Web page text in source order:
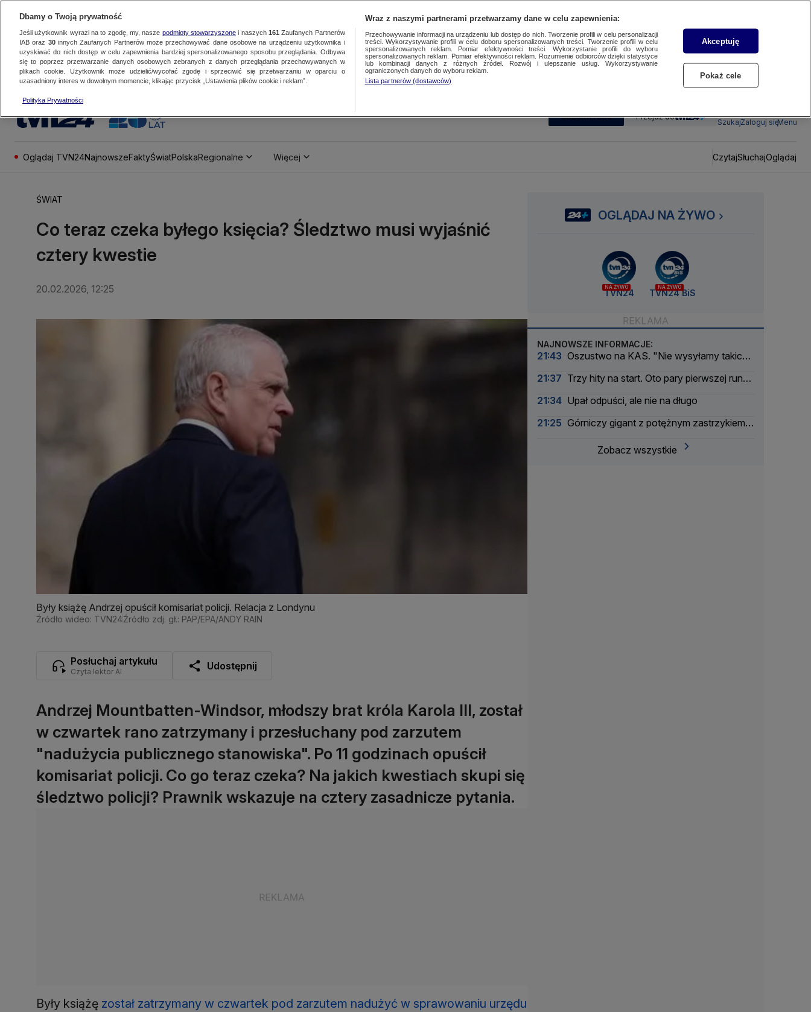
SUBSKRYBUJ Przejdź do
SzukajZaloguj sięMenu
Oglądaj TVN24NajnowszeFaktyŚwiatPolskaRegionalne Więcej CzytajSłuchajOglądaj
ŚWIAT
Co teraz czeka byłego księcia? Śledztwo musi wyjaśnić
cztery kwestie
20.02.2026, 12:25
Były książę Andrzej opuścił komisariat policji. Relacja z Londynu
Źródło wideo: TVN24Źródło zdj. gł.: PAP/EPA/ANDY RAIN
Posłuchaj artykułu
Czyta lektor AI Udostępnij
Andrzej Mountbatten-Windsor, młodszy brat króla Karola III, został
w czwartek rano zatrzymany i przesłuchany pod zarzutem
"nadużycia publicznego stanowiska". Po 11 godzinach opuścił
komisariat policji. Co go teraz czeka? Na jakich kwestiach skupi się
śledztwo policji? Prawnik wskazuje na cztery zasadnicze pytania.
Były książę został zatrzymany w czwartek pod zarzutem nadużyć w sprawowaniu urzędu
OGLĄDAJ NA ŻYWO
NA ŻYWO
TVN24
NA ŻYWO
TVN24 BiS
NAJNOWSZE INFORMACJE:
21:43 Oszustwo na KAS. "Nie wysyłamy takich
21:37 Trzy hity na start. Oto pary pierwszej rundy
21:34 Upał odpuści, ale nie na długo
21:25 Górniczy gigant z potężnym zastrzykiem
Zobacz wszystkie
Dbamy o Twoją prywatność
Jeśli użytkownik wyrazi na to zgodę, my, nasze podmioty stowarzyszonei naszych 161 Zaufanych Partnerów
IAB oraz 30innych Zaufanych Partnerów może przechowywać dane osobowe na urządzeniu użytkownika i
uzyskiwać do nich dostęp w celu zapewnienia bardziej spersonalizowanego sposobu przeglądania. Odbywa
się to poprzez przetwarzanie danych osobowych zebranych z danych przeglądania przechowywanych w
plikach cookie. Użytkownik może udzielić/wycofać zgodę i sprzeciwić się przetwarzaniu w oparciu o
uzasadniony interes w dowolnym momencie, klikając przycisk „Ustawienia plików cookie i reklam”.
Polityka Prywatności
Wraz z naszymi partnerami przetwarzamy dane w celu zapewnienia:
Przechowywanie informacji na urządzeniu lub dostęp do nich. Tworzenie profili w celu personalizacji
treści. Wykorzystywanie profili w celu doboru spersonalizowanych treści. Tworzenie profili w celu
spersonalizowanych reklam. Pomiar efektywności treści. Wykorzystanie profili do wyboru
spersonalizowanych reklam. Pomiar efektywności reklam. Rozumienie odbiorców dzięki statystyce
lub kombinacji danych z różnych źródeł. Rozwój i ulepszanie usług. Wykorzystywanie
ograniczonych danych do wyboru reklam.
Lista partnerów (dostawców)
Akceptuję
Pokaż cele